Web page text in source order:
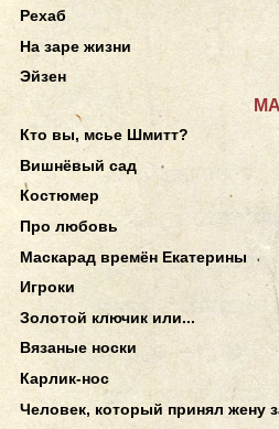
Рехаб
На заре жизни
Эйзен
Кто вы, мсье Шмитт?
Вишнёвый сад
Костюмер
Про любовь
Маскарад времён Екатерины
Игроки
Золотой ключик или...
Вязаные носки
Карлик-нос
Человек, который принял жену